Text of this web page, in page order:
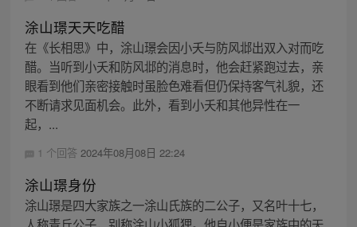
涂山璟天天吃醋
在《长相思》中，涂山璟会因小夭与防风邶出双入对而吃
醋。当听到小夭和防风邶的消息时，他会赶紧跑过去，亲
眼看到他们亲密接触时虽脸色难看但仍保持客气礼貌，还
不断请求见面机会。此外，看到小夭和其他异性在一
起，...
1 个回答 2024年08月08日 22:24
涂山璟身份
涂山璟是四大家族之一涂山氏族的二公子，又名叶十七，
人称青丘公子，别称涂山小狐狸。他自小便是家族中的天